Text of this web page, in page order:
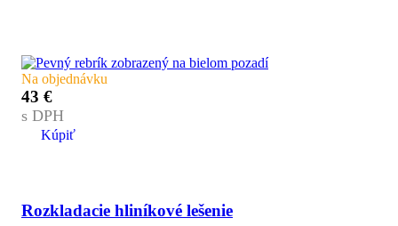
Na objednávku
43 €
s DPH
Kúpiť
Rozkladacie hliníkové lešenie